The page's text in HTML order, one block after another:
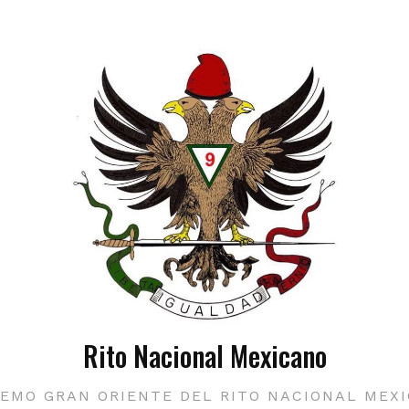
Rito Nacional Mexicano
GRAN ORIENTE DEL RITO NACIONAL